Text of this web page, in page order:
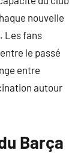
nouvelle
Les fans
le passé
entre
autour
Barça